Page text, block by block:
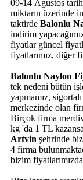
09-14 Agustos
miktarın üzerinde
taktirde Balonlu
indirim
fiyatlar güncel
fiyatlarımız, diğer
Balonlu Naylon
tek nedeni bütün
yapmamız,
merkezinde olan
Birçok firma
kg 'da 1 TL
Artvin şehrinde
4 firma
bizim